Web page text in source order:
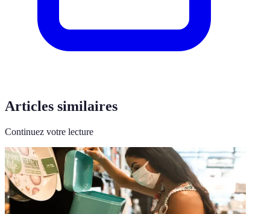
Articles similaires
Continuez votre lecture